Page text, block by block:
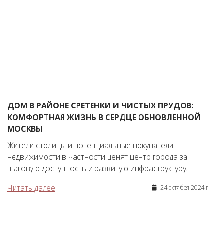
ДОМ В РАЙОНЕ СРЕТЕНКИ И ЧИСТЫХ ПРУДОВ:
КОМФОРТНАЯ ЖИЗНЬ В СЕРДЦЕ ОБНОВЛЕННОЙ
МОСКВЫ
Жители столицы и потенциальные покупатели
недвижимости в частности ценят центр города за
шаговую доступность и развитую инфраструктуру.
Читать далее
24 октября 2024 г.